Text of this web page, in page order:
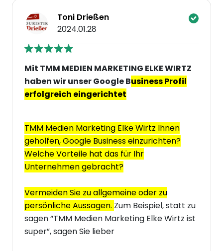
Toni Drießen
2024.01.28
Mit TMM MEDIEN MARKETING ELKE WIRTZ
haben wir unser Google Business Profil
erfolgreich eingerichtet
TMM Medien Marketing Elke Wirtz Ihnen
geholfen, Google Business einzurichten?
Welche Vorteile hat das für Ihr
Unternehmen gebracht?
Vermeiden Sie zu allgemeine oder zu
persönliche Aussagen. Zum Beispiel, statt zu
sagen “TMM Medien Marketing Elke Wirtz ist
super”, sagen Sie lieber